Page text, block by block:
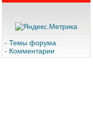
- Темы форума
- Комментарии